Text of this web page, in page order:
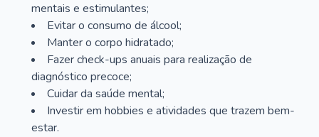
mentais e estimulantes;
Evitar o consumo de álcool;
Manter o corpo hidratado;
Fazer check-ups anuais para realização de
diagnóstico precoce;
Cuidar da saúde mental;
Investir em hobbies e atividades que trazem bem-
estar.